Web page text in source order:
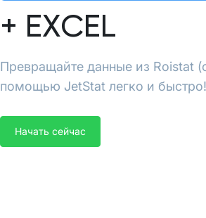
+ EXCEL
Превращайте данные из Roistat
помощью JetStat легко и быстро!
Начать сейчас